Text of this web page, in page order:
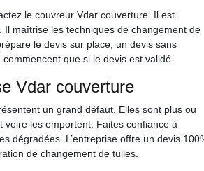
le couvreur Vdar couverture. Il est
maîtrise les techniques de changement de
le devis sur place, un devis sans
que si le devis est validé.
Vdar couverture
un grand défaut. Elles sont plus ou
les emportent. Faites confiance à
dégradées. L’entreprise offre un devis
de changement de tuiles.